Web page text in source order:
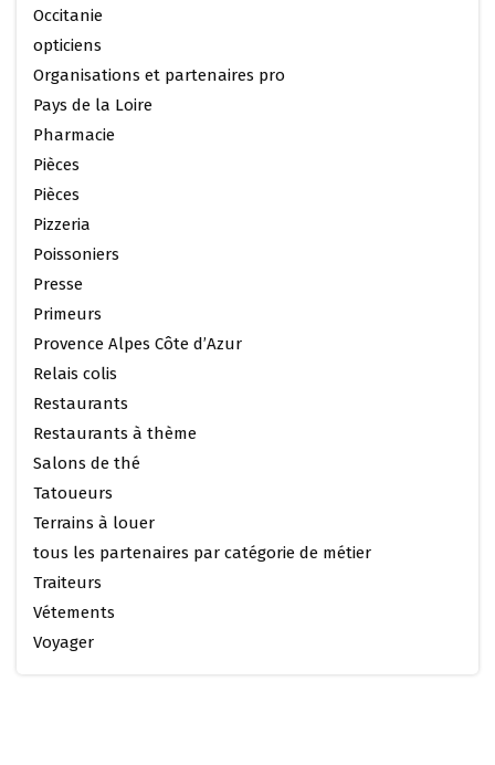
Occitanie
opticiens
Organisations et partenaires pro
Pays de la Loire
Pharmacie
Pièces
Pièces
Pizzeria
Poissoniers
Presse
Primeurs
Provence Alpes Côte d’Azur
Relais colis
Restaurants
Restaurants à thème
Salons de thé
Tatoueurs
Terrains à louer
tous les partenaires par catégorie de métier
Traiteurs
Vétements
Voyager